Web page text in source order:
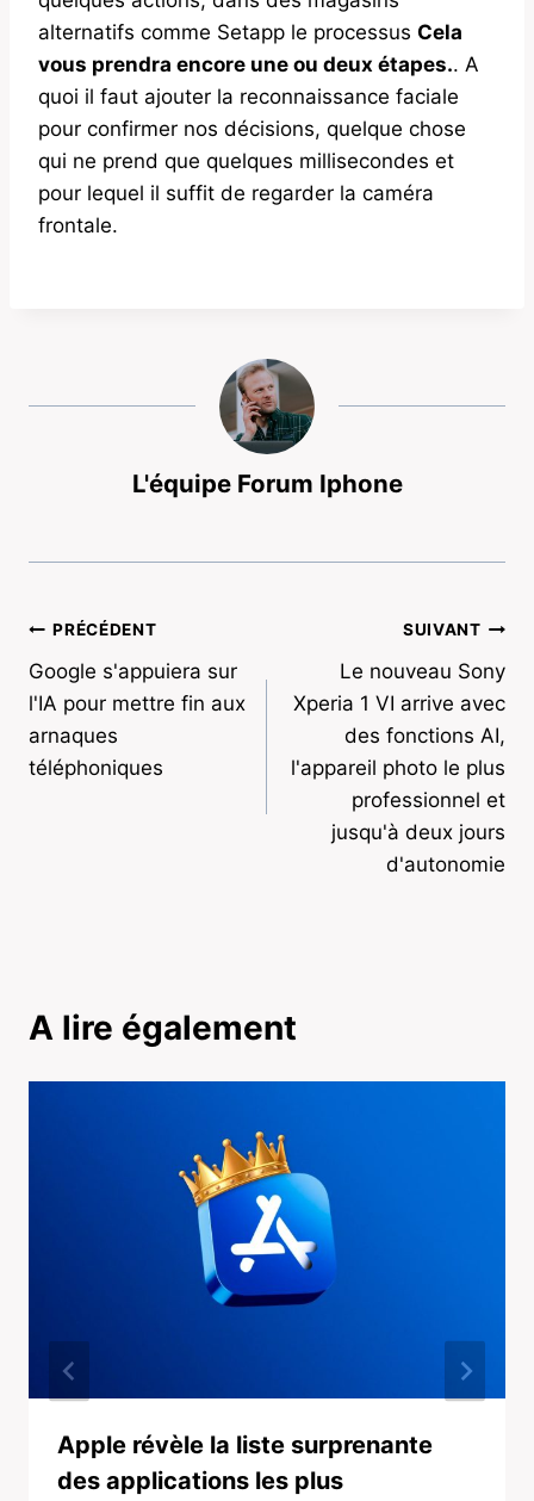
alternatifs comme Setapp le processus Cela
vous prendra encore une ou deux étapes.. A
quoi il faut ajouter la reconnaissance faciale
pour confirmer nos décisions, quelque chose
qui ne prend que quelques millisecondes et
pour lequel il suffit de regarder la caméra
frontale.
L'équipe Forum Iphone
Navigation
de
l’article
PRÉCÉDENT
Google s'appuiera sur
l'IA pour mettre fin aux
arnaques
téléphoniques
SUIVANT
Le nouveau Sony
Xperia 1 VI arrive avec
des fonctions AI,
l'appareil photo le plus
professionnel et
jusqu'à deux jours
d'autonomie
A lire également
Apple révèle la liste surprenante
des applications les plus